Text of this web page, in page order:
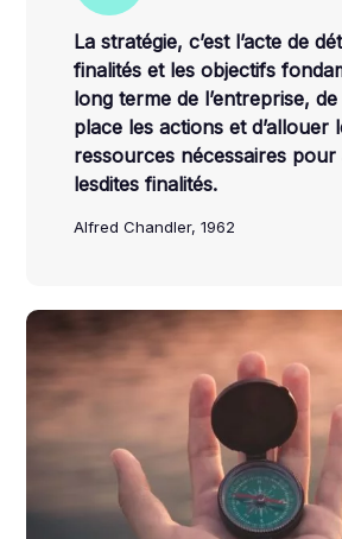
La stratégie, c’est l’acte de
finalités et les objectifs
long terme de l’entreprise,
place les actions et d’allouer
ressources nécessaires pour
lesdites finalités.
Alfred Chandler, 1962